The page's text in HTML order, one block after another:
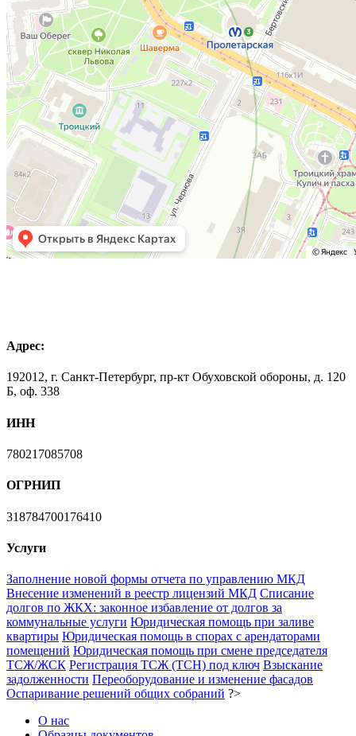
Адрес:
192012, г. Санкт-Петербург, пр-кт Обуховской обороны, д. 120
Б, оф. 338
ИНН
780217085708
ОГРНИП
318784700176410
Услуги
Заполнение новой формы отчета по управлению МКД
Внесение изменений в реестр лицензий МКД Списание
долгов по ЖКХ: законное избавление от долгов за
коммунальные услуги Юридическая помощь при заливе
квартиры Юридическая помощь в спорах с арендаторами
помещений Юридическая помощь при смене председателя
ТСЖ/ЖСК Регистрация ТСЖ (ТСН) под ключ Взыскание
задолженности Переоборудование и изменение фасадов
Оспаривание решений общих собраний ?>
О нас